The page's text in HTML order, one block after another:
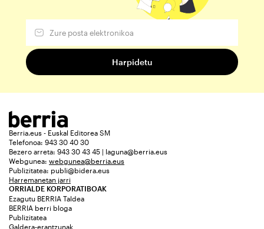
Berria.eus - Euskal Editorea SM
Telefonoa: 943 30 40 30
Bezero arreta: 943 30 43 45 | laguna@berria.eus
Webgunea: webgunea@berria.eus
Publizitatea: publi@bidera.eus
Harremanetan jarri
ORRIALDE KORPORATIBOAK
Ezagutu BERRIA Taldea
BERRIA berri bloga
Publizitatea
Galdera-erantzunak